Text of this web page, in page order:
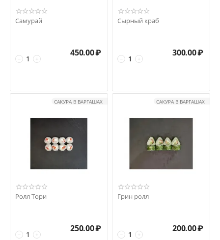
Самурай
+
−
450.00₽
Сырный краб
+
−
300.00₽
САКУРА В ВАРГАШАХ
Ролл Тори
+
−
250.00₽
САКУРА В ВАРГАШАХ
Грин ролл
+
−
200.00₽